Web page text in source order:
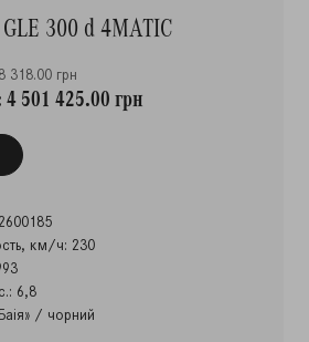
300 d 4MATIC
318.00 грн
501 425.00 грн
км/ч: 230
6,8
/ чорний